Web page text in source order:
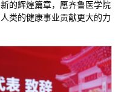
的辉煌篇章，愿齐鲁医学院
类的健康事业贡献更大的力